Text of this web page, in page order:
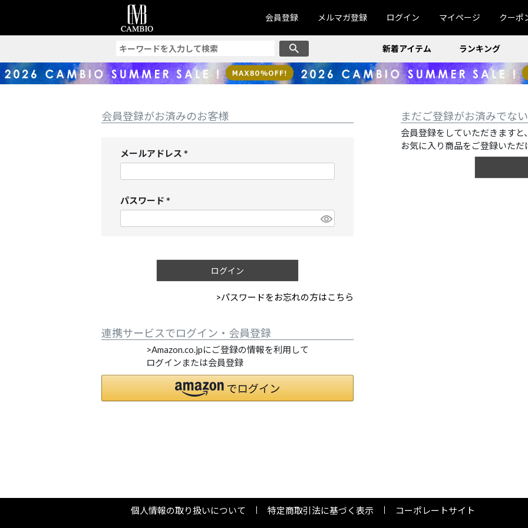
会員登録 メルマガ登録 ログイン マイページ クーポ
新着アイテム ランキング
会員登録がお済みのお客様
メールアドレス
必
パスワード
必
ログイン
>パスワードをお忘れの方はこちら
連携サービスでログイン・会員登録
>Amazon.co.jpにご登録の情報を利用して
ログインまたは会員登録
まだご登録がお済みでな
会員登録をしていただきますと
お気に入り商品をご登録いただ
個人情報の取り扱いについて 特定商取引法に基づく表示 コーポレートサイト